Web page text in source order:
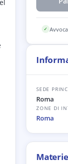
✓
SEDE
Roma
ZONE DI
Roma